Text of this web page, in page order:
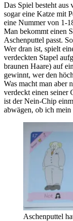
Das Spiel besteht
sogar eine Katze mit
eine Nummer von 1-
Man bekommt einen
Aschenputtel passt.
Wer dran ist, spielt
verdeckten Stapel
braunen Haare) auf
gewinnt, wer den
Was macht man aber
verdeckt einen seiner
ist der Nein-Chip
abwägen, ob ich
Aschenputtel